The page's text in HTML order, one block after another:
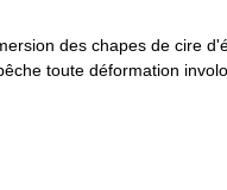
des chapes de cire
toute déformation